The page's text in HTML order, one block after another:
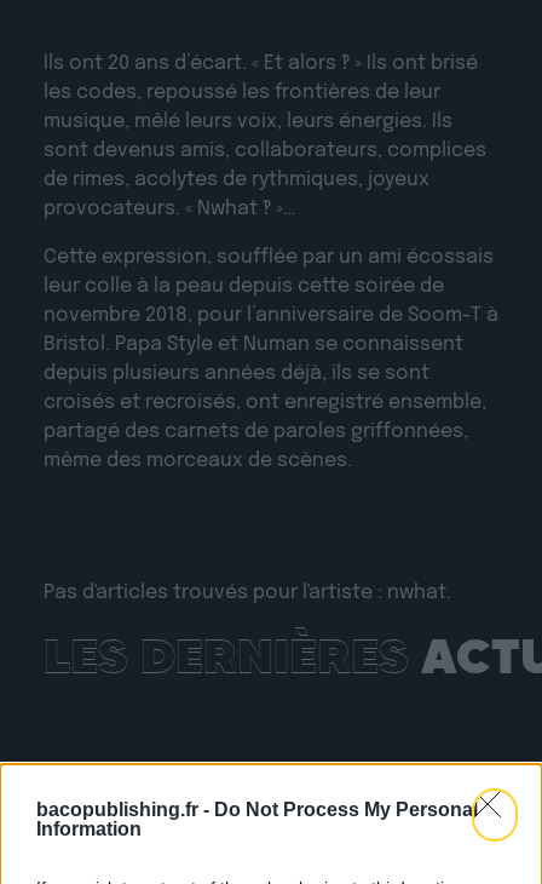
bacopublishing.fr - Do Not Process My Personal
Information
Ils ont 20 ans d’écart. « Et alors ‽ » Ils ont brisé
les codes, repoussé les frontières de leur
musique, mêlé leurs voix, leurs énergies. Ils
sont devenus amis, collaborateurs, complices
de rimes, acolytes de rythmiques, joyeux
provocateurs. « Nwhat ‽ »…
Cette expression, soufflée par un ami écossais
leur colle à la peau depuis cette soirée de
novembre 2018, pour l’anniversaire de Soom-T à
Bristol. Papa Style et Numan se connaissent
depuis plusieurs années déjà, ils se sont
croisés et recroisés, ont enregistré ensemble,
partagé des carnets de paroles griffonnées,
même des morceaux de scènes.
Pas d'articles trouvés pour l'artiste : nwhat.
LES DERNIÈRES